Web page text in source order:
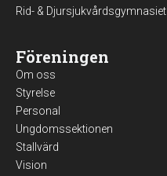
Rid- & Djursjukvårdsgymnasiet
Föreningen
Om oss
Styrelse
Personal
Ungdomssektionen
Stallvärd
Vision